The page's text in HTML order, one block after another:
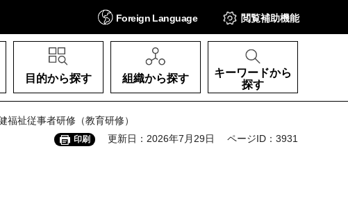
Foreign Language 閲覧補助機能
目的から探す 組織から探す
キーワードから
探す
福祉従事者研修（教育研修）
印刷 更新日：2026年7月29日 ページID：3931